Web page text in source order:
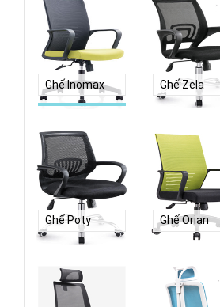
Ghế Inomax Ghế Zela
Ghế Poty Ghế Orian